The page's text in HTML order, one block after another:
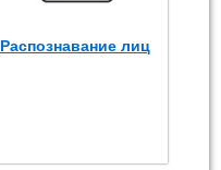
Распознавание лиц